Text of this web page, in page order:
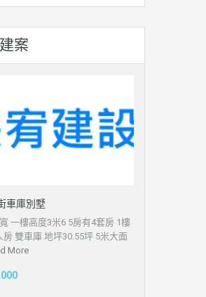
案
車庫別墅
一樓高度3米6 5房有4套房 1樓
房 雙車庫 地坪30.55坪 5米大面
More